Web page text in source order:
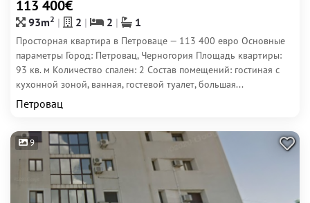
113 400€
93m2 2 2 1
Просторная квартира в Петроваце — 113 400 евро Основные
параметры Город: Петровац, Черногория Площадь квартиры:
93 кв. м Количество спален: 2 Состав помещений: гостиная с
кухонной зоной, ванная, гостевой туалет, большая...
Петровац
9